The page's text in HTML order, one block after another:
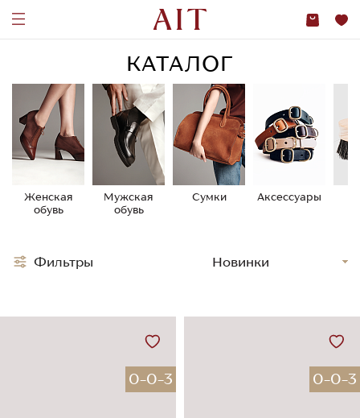
КАТАЛОГ
Женская
обувь
Мужская
обувь
Сумки Аксессуары
0-0-3 0-0-3
Фильтры